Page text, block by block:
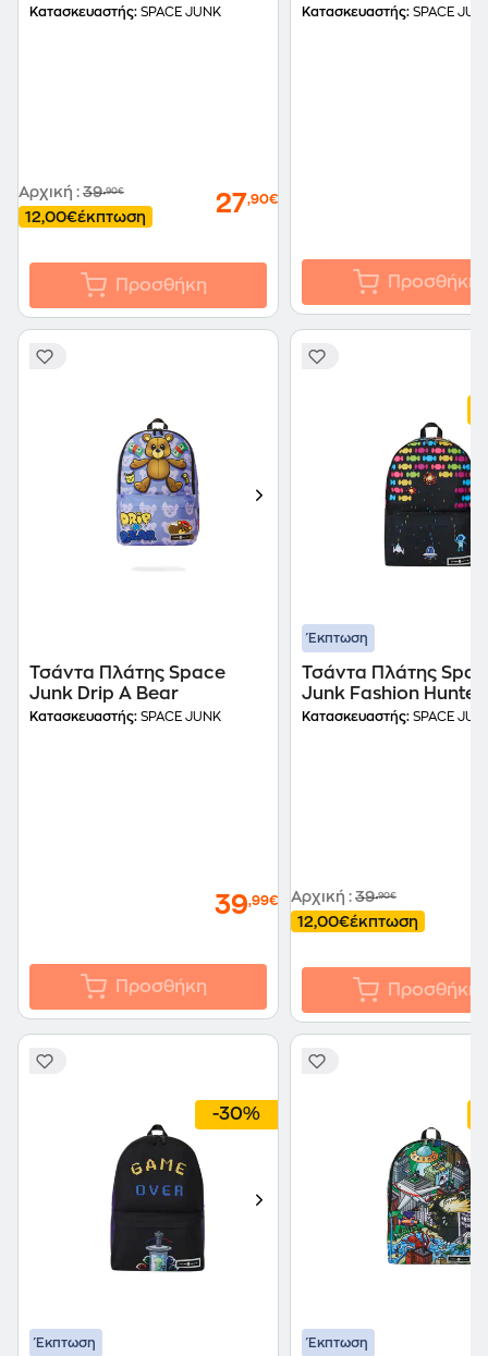
Γαλάζιο
Κατασκευαστής: SPACE JUNK
Αρχική : 39,90€
12,00€έκπτωση 27,90€
Προσθήκη
Κατασκευαστής: SPACE
Προσθήκη
Τσάντα Πλάτης Space
Junk Drip A Bear
Κατασκευαστής: SPACE JUNK
39,99€
Προσθήκη
Έκπτωση
Τσάντα Πλάτης
Junk Fashion Hunter
Μαύρο
Κατασκευαστής: SPACE
Αρχική : 39,90€
12,00€έκπτωση
Προσθήκη
-30%
Έκπτωση Έκπτωση